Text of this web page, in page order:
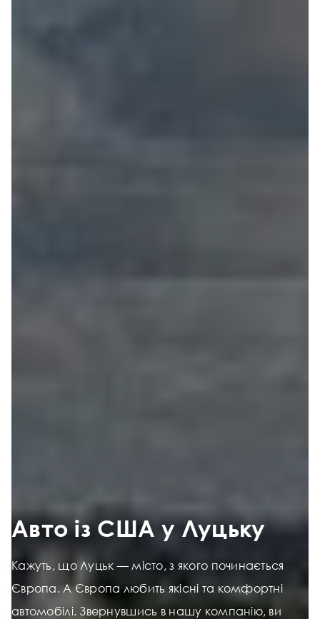
Авто із США у Луцьку
Кажуть, що Луцьк — місто, з якого починається
Європа. А Європа любить якісні та комфортні
автомобілі. Звернувшись в нашу компанію, ви